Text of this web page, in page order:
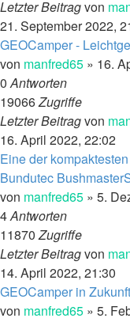
Letzter Beitragvon
21. September 2022,
GEOCamper -
von manfred65 » 16.
0Antworten
19066Zugriffe
Letzter Beitragvon
16. April 2022, 22:02
Eine der
Bundutec
von manfred65 » 5.
4Antworten
11870Zugriffe
Letzter Beitragvon
14. April 2022, 21:30
GEOCamper in
von manfred65 » 5.